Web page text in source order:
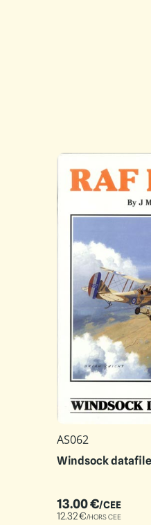
AS062
Windsock datafile
13.00€/CEE
12.32€/HORS CEE